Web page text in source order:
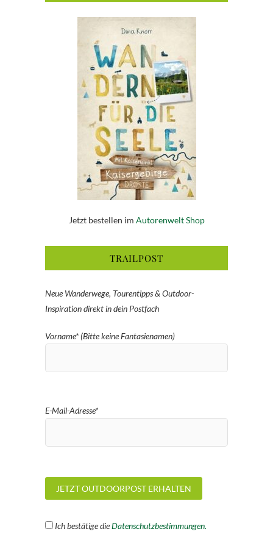
Jetzt bestellen im Autorenwelt Shop
TRAILPOST
Neue Wanderwege, Tourentipps & Outdoor-
Inspiration direkt in dein Postfach
Vorname* (Bitte keine Fantasienamen)
E-Mail-Adresse*
Ich bestätige dieDatenschutzbestimmungen.